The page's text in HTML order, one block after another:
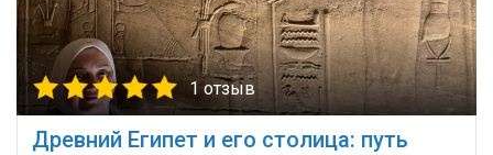
1 отзыв
Древний Египет и его столица: путь